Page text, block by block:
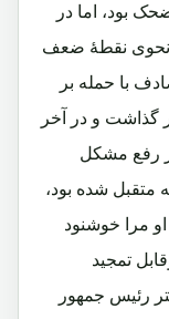
بود، اما در
نحوی نقطۀ ضعف
اکتوبر که مصادف با حمله بر
گذاشت و در آخر
رفع مشکل
متقبل شده بود،
مرا خوشنود
تمجید
رئیس جمهور